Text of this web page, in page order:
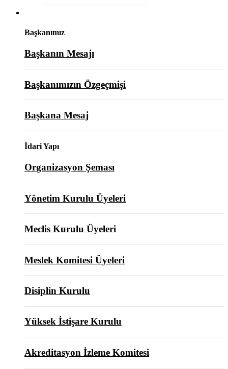
Başkanımız
Başkanın Mesajı
Başkanımızın Özgeçmişi
Başkana Mesaj
İdari Yapı
Organizasyon Şeması
Yönetim Kurulu Üyeleri
Meclis Kurulu Üyeleri
Meslek Komitesi Üyeleri
Disiplin Kurulu
Yüksek İstişare Kurulu
Akreditasyon İzleme Komitesi